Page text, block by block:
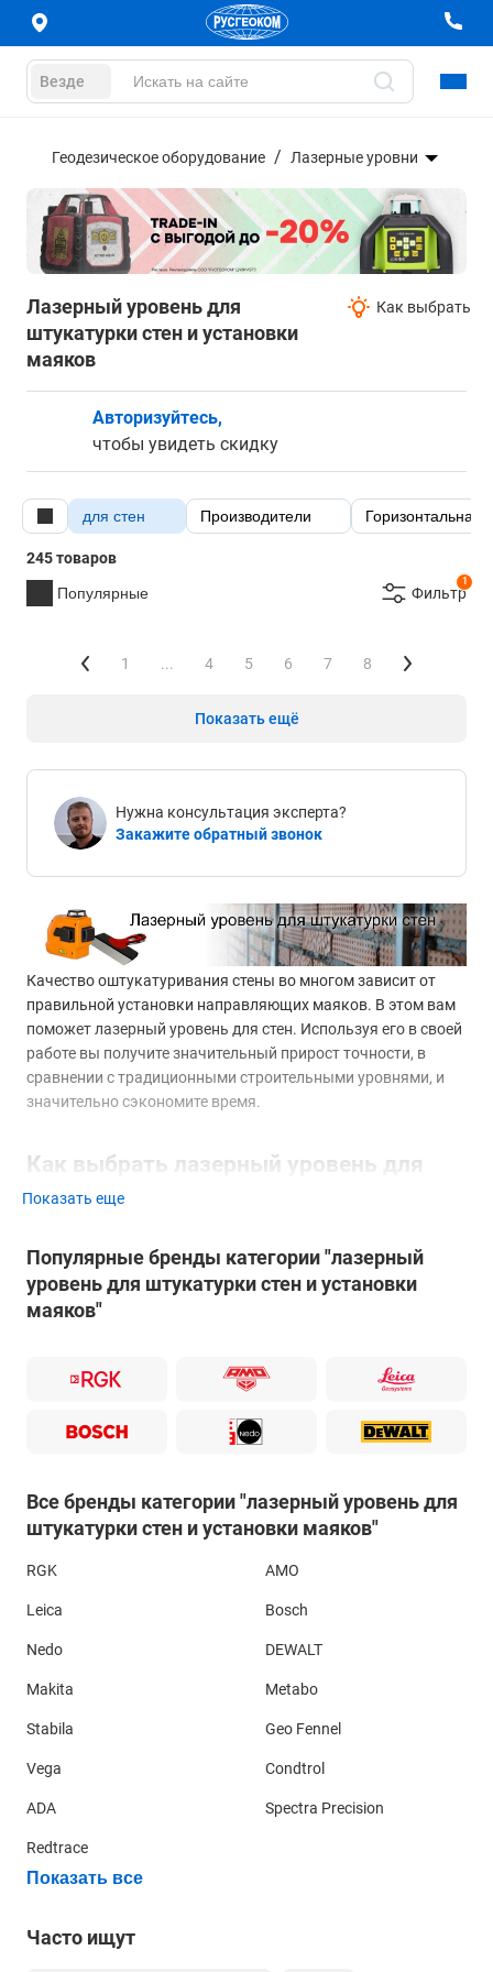
Везде
Геодезическое оборудование Лазерные уровни
Лазерный уровень для
штукатурки стен и установки
маяков
Как выбрать
Авторизуйтесь,
чтобы увидеть скидку
для стен Производители Горизонтальная
245 товаров
Популярные
1
Фильтр
1 ... 4 5 6 7 8
Показать ещё
Нужна консультация эксперта?
Закажите обратный звонок
Качество оштукатуривания стены во многом зависит от
правильной установки направляющих маяков. В этом вам
поможет лазерный уровень для стен. Используя его в своей
работе вы получите значительный прирост точности, в
сравнении с традиционными строительными уровнями, и
значительно сэкономите время.
Как выбрать лазерный уровень для
стен?
Основным требованием к лазерному уровню для
возможность его размещения вплотную к стене и
прибора. Такими параметрами обладают лазерные уровни
с боковым излучателем, например,Bosch GLL 3-80 P
Показать еще
Популярные бренды категории "лазерный
уровень для штукатурки стен и установки
маяков"
Все бренды категории "лазерный уровень для
штукатурки стен и установки маяков"
RGK AMO
Leica Bosch
Nedo DEWALT
Makita Metabo
Stabila Geo Fennel
Vega Condtrol
ADA Spectra Precision
Redtrace
Показать все
Часто ищут